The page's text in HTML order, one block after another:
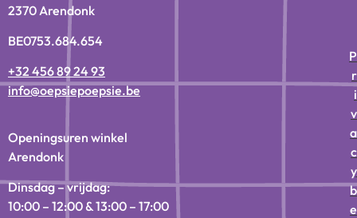
2370 Arendonk
BE0753.684.654
+32 456 89 24 93
info@oepsiepoepsie.be
Openingsuren winkel
Arendonk
Dinsdag – vrijdag:
10:00 – 12:00 & 13:00 – 17:00
P
r
i
v
a
c
y
b
e